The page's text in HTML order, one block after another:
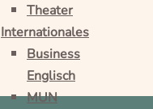
Theater
Internationales
Business
Englisch
MUN